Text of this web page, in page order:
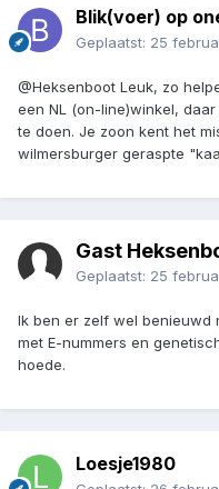
Blik(voer) op
Geplaatst: 25
@Heksenboot Leuk, zo
een NL (on-line)winkel,
te doen. Je zoon kent het
wilmersburger geraspte
Gast
Geplaatst: 25
Ik ben er zelf wel benieuwd
met E-nummers en
hoede.
Loesje1980